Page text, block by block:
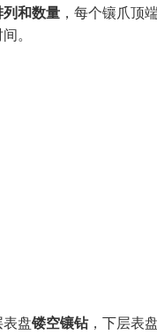
和数量 ，每个镶爪顶
。
表盘镂空镶钻，下层表